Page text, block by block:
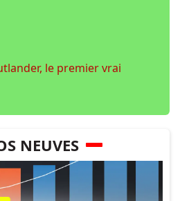
le premier vrai
NEUVES